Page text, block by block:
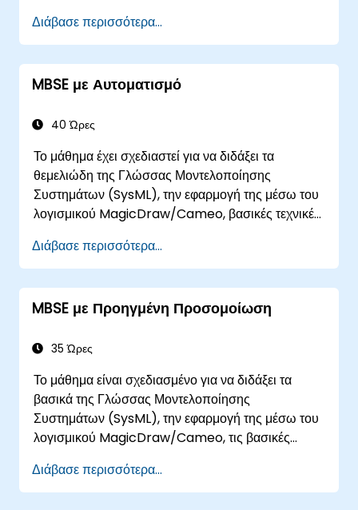
μοντελοποίηση γραμμών προϊόντων.
Εφαρμόσουν μια διαδικασία ορισμού γραμμής
προϊόντων στο CATIA Magic.
Χρησιμοποιήσουν χαρακτηριστικά του MBPLE,
models), σημεία παραλλαγής (variation
Διάβασε περισσότερα...
MBSE με Αυτοματισμό
40 Ώρες
Το μάθημα έχει σχεδιαστεί για να διδάξει τα
θεμελιώδη της Γλώσσας Μοντελοποίησης
Συστημάτων (SysML), την εφαρμογή της μέσω του
λογισμικού MagicDraw/Cameo, βασικές τεχνικές
πρακτικές στον τομέα του MBSE. Αυτή η
εκπαίδευση καλύπτει τα βασικά για τη δημιουργία
προτύπων και την παραγωγή αναφορών εντός της
σουίτας εργαλείων MagicDraw/Cameo, και
σενάρια μέσα στο MagicDraw και σε τι μπορούν
Διάβασε περισσότερα...
MBSE με Προηγμένη Προσομοίωση
35 Ώρες
Το μάθημα είναι σχεδιασμένο για να διδάξει τα
βασικά της Γλώσσας Μοντελοποίησης
Συστημάτων (SysML), την εφαρμογή της μέσω του
λογισμικού MagicDraw/Cameo, τις βασικές
Μηχανικής Συστημάτων) και τις βέλτιστες
πρακτικές στο MBSE. Αυτή η εκπαίδευση είναι
Διάβασε περισσότερα...